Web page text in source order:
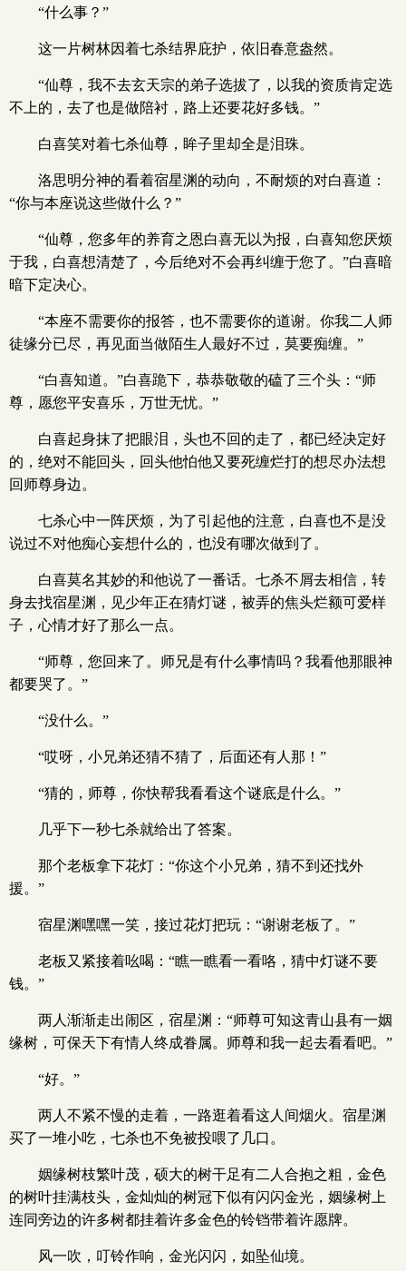
“什么事？”
这一片树林因着七杀结界庇护，依旧春意盎然。
“仙尊，我不去玄天宗的弟子选拔了，以我的资质肯定选
不上的，去了也是做陪衬，路上还要花好多钱。”
白喜笑对着七杀仙尊，眸子里却全是泪珠。
洛思明分神的看着宿星渊的动向，不耐烦的对白喜道：
“你与本座说这些做什么？”
“仙尊，您多年的养育之恩白喜无以为报，白喜知您厌烦
于我，白喜想清楚了，今后绝对不会再纠缠于您了。”白喜暗
暗下定决心。
“本座不需要你的报答，也不需要你的道谢。你我二人师
徒缘分已尽，再见面当做陌生人最好不过，莫要痴缠。”
“白喜知道。”白喜跪下，恭恭敬敬的磕了三个头：“师
尊，愿您平安喜乐，万世无忧。”
白喜起身抹了把眼泪，头也不回的走了，都已经决定好
的，绝对不能回头，回头他怕他又要死缠烂打的想尽办法想
回师尊身边。
七杀心中一阵厌烦，为了引起他的注意，白喜也不是没
说过不对他痴心妄想什么的，也没有哪次做到了。
白喜莫名其妙的和他说了一番话。七杀不屑去相信，转
身去找宿星渊，见少年正在猜灯谜，被弄的焦头烂额可爱样
子，心情才好了那么一点。
“师尊，您回来了。师兄是有什么事情吗？我看他那眼神
都要哭了。”
“没什么。”
“哎呀，小兄弟还猜不猜了，后面还有人那！”
“猜的，师尊，你快帮我看看这个谜底是什么。”
几乎下一秒七杀就给出了答案。
那个老板拿下花灯：“你这个小兄弟，猜不到还找外
援。”
宿星渊嘿嘿一笑，接过花灯把玩：“谢谢老板了。”
老板又紧接着吆喝：“瞧一瞧看一看咯，猜中灯谜不要
钱。”
两人渐渐走出闹区，宿星渊：“师尊可知这青山县有一姻
缘树，可保天下有情人终成眷属。师尊和我一起去看看吧。”
“好。”
两人不紧不慢的走着，一路逛着看这人间烟火。宿星渊
买了一堆小吃，七杀也不免被投喂了几口。
姻缘树枝繁叶茂，硕大的树干足有二人合抱之粗，金色
的树叶挂满枝头，金灿灿的树冠下似有闪闪金光，姻缘树上
连同旁边的许多树都挂着许多金色的铃铛带着许愿牌。
风一吹，叮铃作响，金光闪闪，如坠仙境。